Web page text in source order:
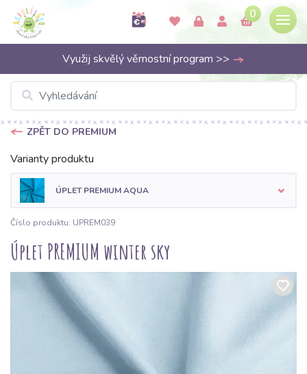
0
Využij skvělý věrnostní program >>
ZPĚT DO PREMIUM
Varianty produktu
ÚPLET PREMIUM AQUA
Číslo produktu: UPREM039
Úplet PREMIUM winter sky